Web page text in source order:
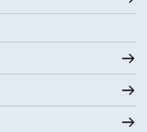
10 милі
30000 фута